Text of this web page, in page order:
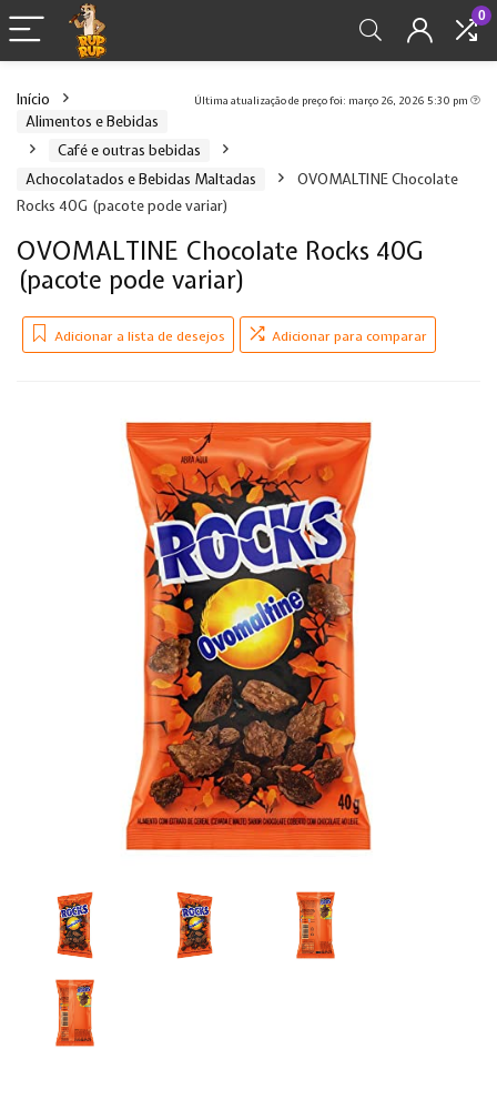
0
Última atualização de preço foi: março 26, 2026 5:30 pm
Início
Alimentos e Bebidas
Café e outras bebidas
Achocolatados e Bebidas Maltadas
OVOMALTINE Chocolate
Rocks 40G (pacote pode variar)
OVOMALTINE Chocolate Rocks 40G
(pacote pode variar)
Adicionar a lista de desejos Adicionar para comparar